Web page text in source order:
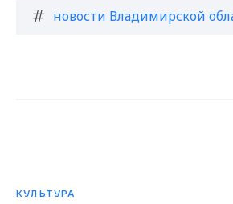
новости Владимирской
КУЛЬТУРА